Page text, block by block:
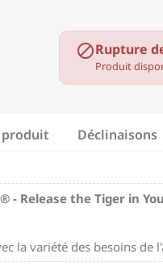
Rupture
Produit
produit Déclinaisons
- Release the Tiger in
la variété des besoins de